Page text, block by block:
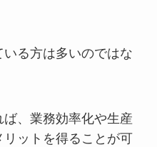
る方は多いのではな
、業務効率化や生産
ットを得ることが可